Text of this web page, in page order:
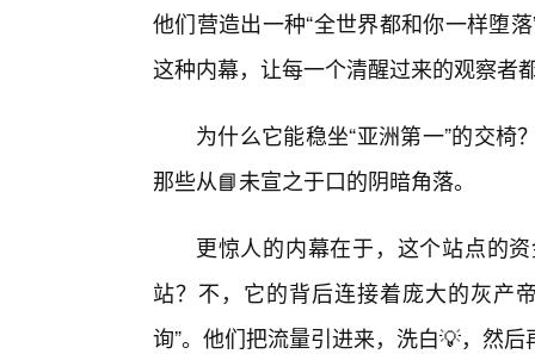
他们营造出一种“全世界都和你一样堕
这种内幕，让每一个清醒过来的观察者
为什么它能稳坐“亚洲第一”的交
那些从📘未宣之于口的阴暗角落。
更惊人的内幕在于，这个站点的
站？不，它的背后连接着庞大的灰产
询”。他们把流量引进来，洗白💡，然